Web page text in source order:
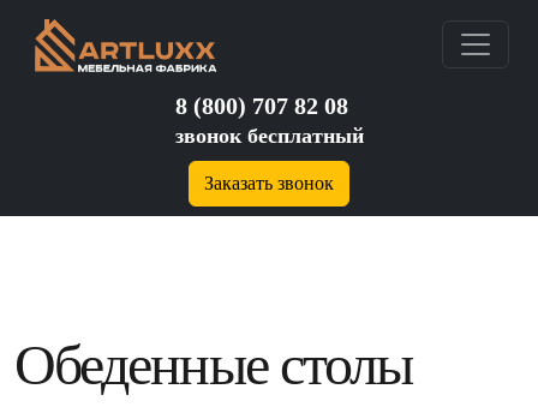
8 (800) 707 82 08
звонок бесплатный
Заказать звонок
Обеденные столы